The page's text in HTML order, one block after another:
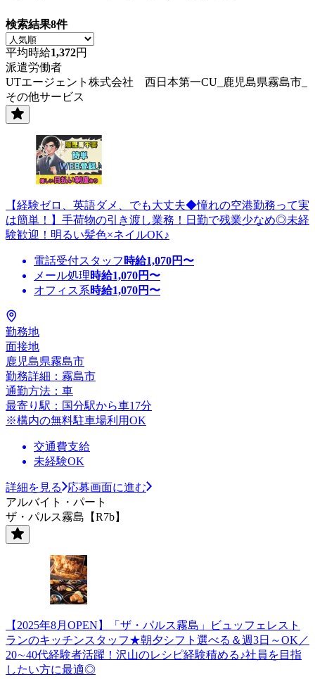
検索結果8件
平均時給1,372円
派遣労働者
UTエージェント株式会社 西日本第一CU_鹿児島県霧島市_
その他サービス
【経験ゼロ、英語ダメ、でも大丈夫◆憧れの空港勤務って実
は簡単！】手荷物の引き渡し業務！日勤で残業少なめ◎未経
験歓迎！明るい髪色×ネイルOK♪
電話受付スタッフ 時給1,070円〜
メール処理時給1,070円〜
オフィス系時給1,070円〜
勤務地
面接地
鹿児島県霧島市
勤務詳細：霧島市
通勤方法：車
最寄り駅：国分駅から車17分
※構内の無料駐車場利用OK
交通費支給
未経験OK
詳細を見る
応募画面に進む
アルバイト・パート
ザ・パルス霧島【R7b】
【2025年8月OPEN】「ザ・パルス霧島」ビュッフェレスト
ランのキッチンスタッフ★朝夕シフト選べる＆週3日～OK／
20∼40代経験者活躍！沢山のレシピ経験積める♪社員を目指
したい方に最適◎